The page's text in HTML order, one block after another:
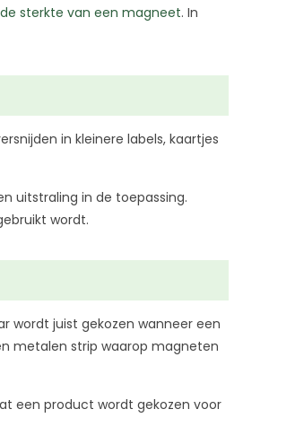
sterkte van een magneet. In
in kleinere labels, kaartjes
uitstraling in de toepassing.
wordt.
wordt juist gekozen wanneer een
metalen strip waarop magneten
een product wordt gekozen voor